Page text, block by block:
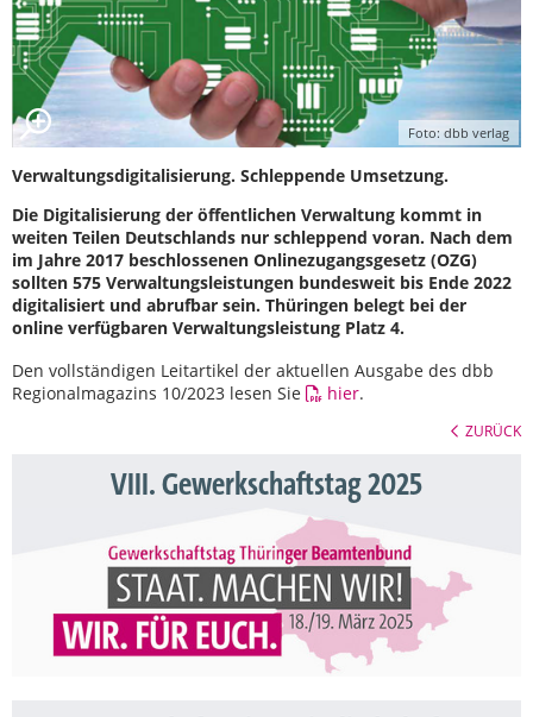
Foto: dbb verlag
Verwaltungsdigitalisierung. Schleppende Umsetzung.
Die Digitalisierung der öffentlichen Verwaltung kommt in
weiten Teilen Deutschlands nur schleppend voran. Nach dem
im Jahre 2017 beschlossenen Onlinezugangsgesetz (OZG)
sollten 575 Verwaltungsleistungen bundesweit bis Ende 2022
digitalisiert und abrufbar sein. Thüringen belegt bei der
online verfügbaren Verwaltungsleistung Platz 4.
Den vollständigen Leitartikel der aktuellen Ausgabe des dbb
Regionalmagazins 10/2023 lesen Sie
hier.
ZURÜCK
VIII. Gewerkschaftstag 2025